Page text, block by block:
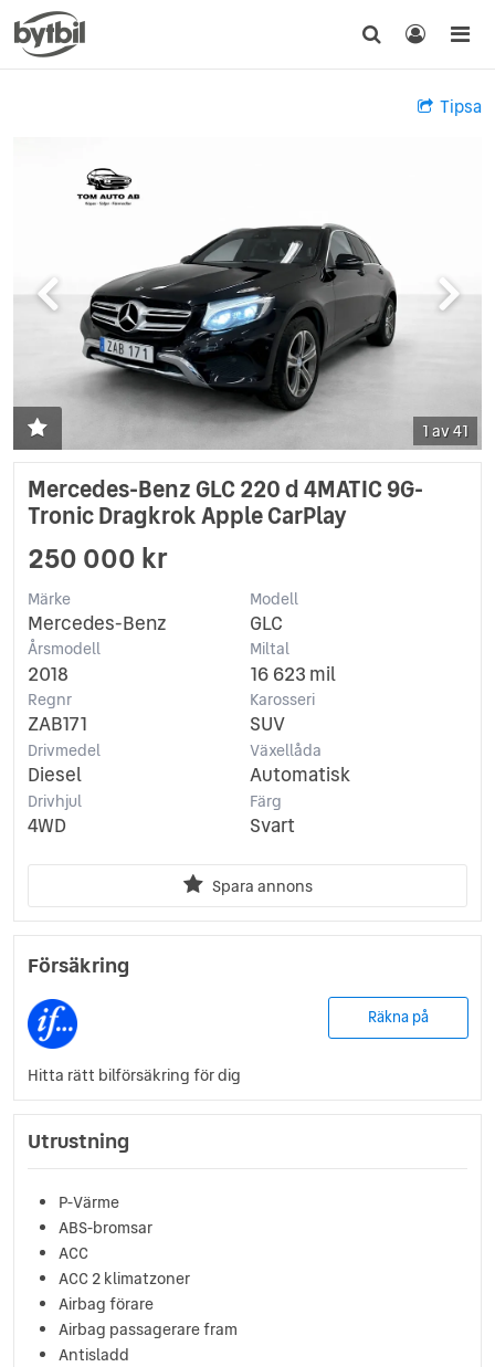
Tipsa
1 av 41
Mercedes-Benz GLC 220 d 4MATIC 9G-
Tronic Dragkrok Apple CarPlay
250 000 kr
Märke
Mercedes-Benz
Modell
GLC
Årsmodell
2018
Miltal
16 623 mil
Regnr
ZAB171
Karosseri
SUV
Drivmedel
Diesel
Växellåda
Automatisk
Drivhjul
4WD
Färg
Svart
Spara annons
Försäkring
Räkna på
Hitta rätt bilförsäkring för dig
Utrustning
P-Värme
ABS-bromsar
ACC
ACC 2 klimatzoner
Airbag förare
Airbag passagerare fram
Antisladd